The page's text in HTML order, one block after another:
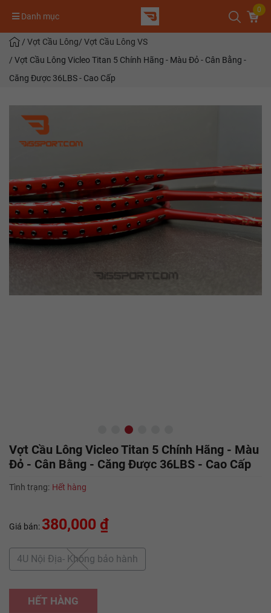
Danh mục
0
/ Vợt Cầu Lông/ Vợt Cầu Lông VS
/ Vợt Cầu Lông Vicleo Titan 5 Chính Hãng - Màu Đỏ - Cân Bằng -
Căng Được 36LBS - Cao Cấp
Vợt Cầu Lông Vicleo Titan 5 Chính Hãng - Màu
Đỏ - Cân Bằng - Căng Được 36LBS - Cao Cấp
Tình trạng: Hết hàng
Giá bán: 380,000 ₫
4U Nội Địa- Không bảo hành
HẾT HÀNG